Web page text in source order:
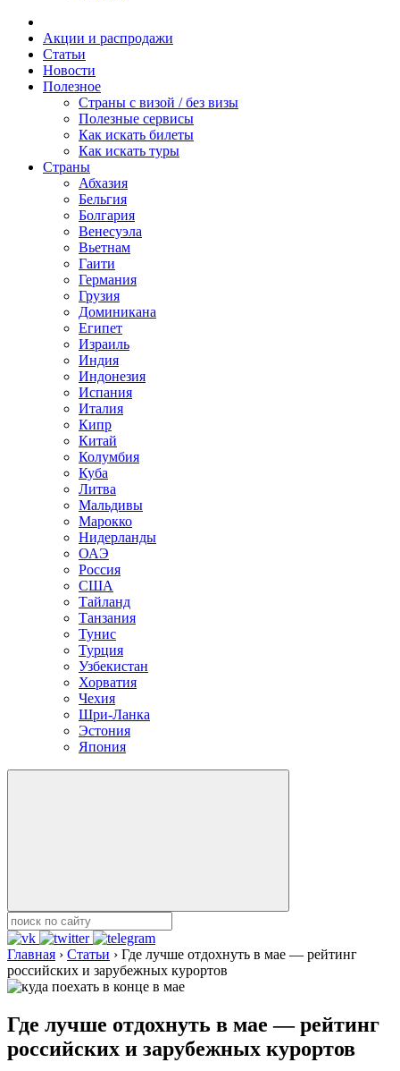
Акции и распродажи
Статьи
Новости
Полезное
Cтраны с визой / без визы
Полезные сервисы
Как искать билеты
Как искать туры
Страны
Абхазия
Бельгия
Болгария
Венесуэла
Вьетнам
Гаити
Германия
Грузия
Доминикана
Египет
Израиль
Индия
Индонезия
Испания
Италия
Кипр
Китай
Колумбия
Куба
Литва
Мальдивы
Марокко
Нидерланды
ОАЭ
Россия
США
Тайланд
Танзания
Тунис
Турция
Узбекистан
Хорватия
Чехия
Шри-Ланка
Эстония
Япония
Главная › Статьи › Где лучше отдохнуть в мае — рейтинг
российских и зарубежных курортов
Где лучше отдохнуть в мае — рейтинг
российских и зарубежных курортов